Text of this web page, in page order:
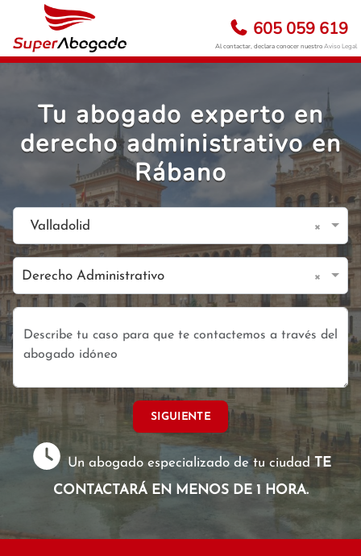
605 059 619
Al contactar, declara conocer nuestroAviso Legal
Tu abogado experto en
derecho administrativo en
Rábano
Valladolid ×
Derecho Administrativo ×
SIGUIENTE
Un abogado especializado de tu ciudadTE
CONTACTARÁ EN MENOS DE 1 HORA.